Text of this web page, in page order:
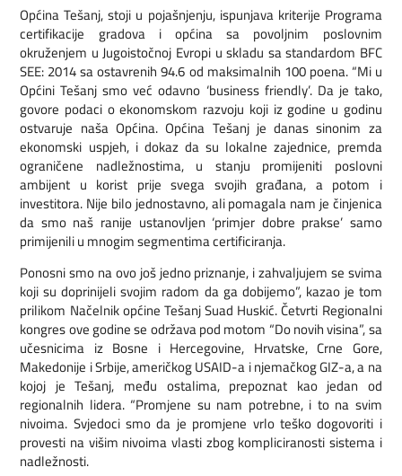
Općina Tešanj, stoji u pojašnjenju, ispunjava kriterije Programa
certifikacije gradova i općina sa povoljnim poslovnim
okruženjem u Jugoistočnoj Evropi u skladu sa standardom BFC
SEE: 2014 sa ostavrenih 94.6 od maksimalnih 100 poena. “Mi u
Općini Tešanj smo već odavno ‘business friendly’. Da je tako,
govore podaci o ekonomskom razvoju koji iz godine u godinu
ostvaruje naša Općina. Općina Tešanj je danas sinonim za
ekonomski uspjeh, i dokaz da su lokalne zajednice, premda
ograničene nadležnostima, u stanju promijeniti poslovni
ambijent u korist prije svega svojih građana, a potom i
investitora. Nije bilo jednostavno, ali pomagala nam je činjenica
da smo naš ranije ustanovljen ‘primjer dobre prakse’ samo
primijenili u mnogim segmentima certificiranja.
Ponosni smo na ovo još jedno priznanje, i zahvaljujem se svima
koji su doprinijeli svojim radom da ga dobijemo”, kazao je tom
prilikom Načelnik općine Tešanj Suad Huskić. Četvrti Regionalni
kongres ove godine se održava pod motom “Do novih visina”, sa
učesnicima iz Bosne i Hercegovine, Hrvatske, Crne Gore,
Makedonije i Srbije, američkog USAID-a i njemačkog GIZ-a, a na
kojoj je Tešanj, među ostalima, prepoznat kao jedan od
regionalnih lidera. “Promjene su nam potrebne, i to na svim
nivoima. Svjedoci smo da je promjene vrlo teško dogovoriti i
provesti na višim nivoima vlasti zbog kompliciranosti sistema i
nadležnosti.